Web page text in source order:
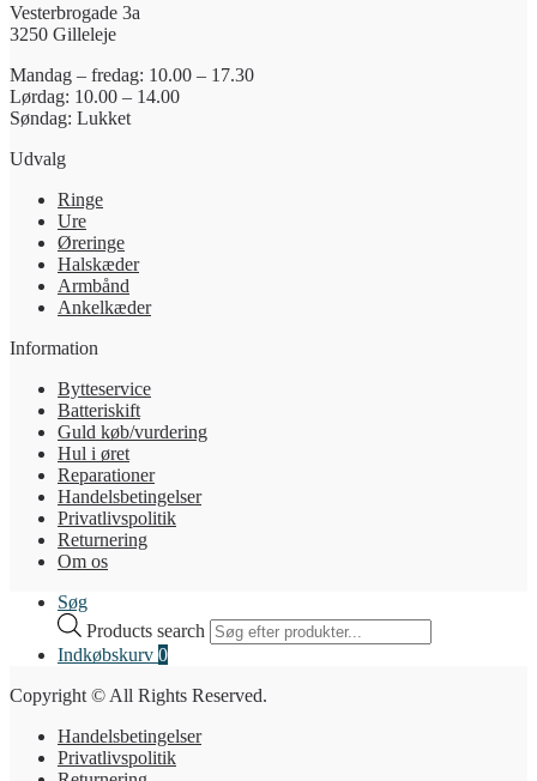
Vesterbrogade 3a
3250 Gilleleje
Mandag – fredag: 10.00 – 17.30
Lørdag: 10.00 – 14.00
Søndag: Lukket
Udvalg
Ringe
Ure
Øreringe
Halskæder
Armbånd
Ankelkæder
Information
Bytteservice
Batteriskift
Guld køb/vurdering
Hul i øret
Reparationer
Handelsbetingelser
Privatlivspolitik
Returnering
Om os
Søg
Products search
Indkøbskurv 0
Copyright © All Rights Reserved.
Handelsbetingelser
Privatlivspolitik